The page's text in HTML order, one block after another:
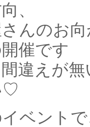
、
んのお
催です
違えが
♡
ベント